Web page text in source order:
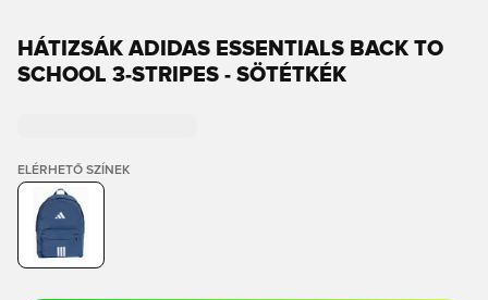
HÁTIZSÁK ADIDAS ESSENTIALS BACK TO
SCHOOL 3-STRIPES - SÖTÉTKÉK
ELÉRHETŐ SZÍNEK